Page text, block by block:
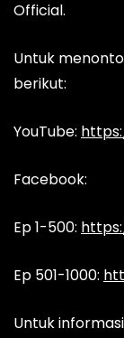
Official.
Untuk
berikut:
YouTube:
Facebook:
Ep 1-500:
Ep 501-1000:
Untuk